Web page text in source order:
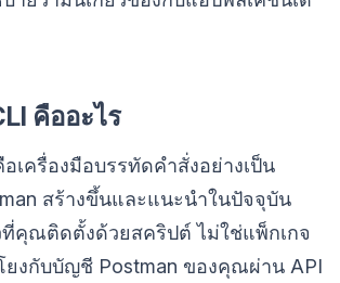
คืออะไร
อเครื่องมือบรรทัดคำสั่งอย่างเป็น
สร้างขึ้นและแนะนำในปัจจุบัน
ที่คุณติดตั้งด้วยสคริปต์ ไม่ใช่แพ็กเกจ
ยงกับบัญชี Postman ของคุณผ่าน API